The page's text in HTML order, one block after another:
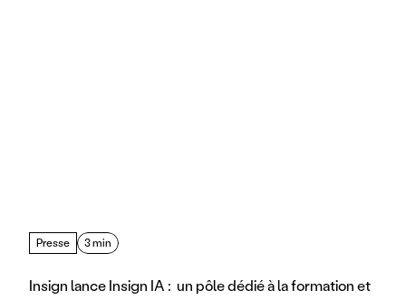
Presse 3 min
Insign lance Insign IA :  un pôle dédié à la formation et